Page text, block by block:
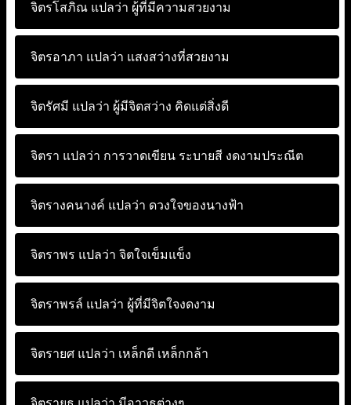
จิตรโสภิณ แปลว่า ผู้ที่มีความสวยงาม
จิตรอาภา แปลว่า แสงสว่างที่สวยงาม
จิตรัศมี แปลว่า ผู้มีจิตสว่าง คิดแต่สิ่งดี
จิตรา แปลว่า การวาดเขียน ระบายสี งดงามประณีต
จิตรางคนางค์ แปลว่า ดวงใจของนางฟ้า
จิตราพร แปลว่า จิตใจเข็มแข็ง
จิตราพรล์ แปลว่า ผู้ที่มีจิตใจงดงาม
จิตรายศ แปลว่า เหล็กดี เหล็กกล้า